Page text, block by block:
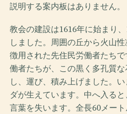
説明する案内板はありません。
教会の建設は1616年に始まり
しました。周囲の丘から火山性
徴用された先住民労働者たち
働者たちが、この黒く多孔質
し、運び、積み上げました。
ダが生えています。中へ入る
言葉を失います。全長60メー